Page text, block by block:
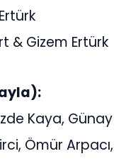
& Gizem Ertürk
Kaya, Günay
Ömür Arpacı,